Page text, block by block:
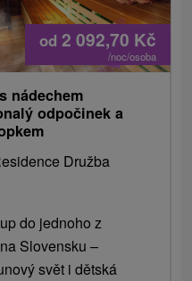
od 2 092,70 Kč
/noc/osoba
nádechem
odpočinek a
Družba
do jednoho z
Slovensku –
svět i dětská